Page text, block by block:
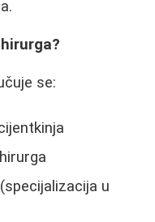
se:
u